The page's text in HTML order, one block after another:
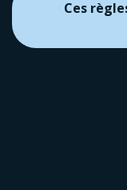
Ces